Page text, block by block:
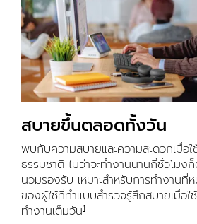
สบายขึ้นตลอดทั้งวัน
พบกับความสบายและความสะดวกเมื่อ
ธรรมชาติ ไม่ว่าจะทำงานนานกี่ชั่วโมง
นวมรองรับ เหมาะสำหรับการทำงาน
ของผู้ใช้ที่ทำแบบสำรวจรู้สึกสบายเมื่อใ
ทำงานเต็มวัน1